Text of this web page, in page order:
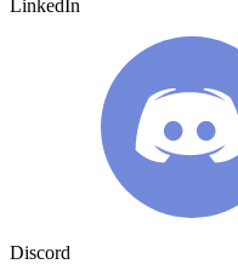
LinkedIn
Discord